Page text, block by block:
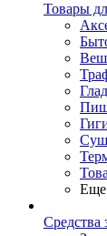
Товары
Еще
Средства